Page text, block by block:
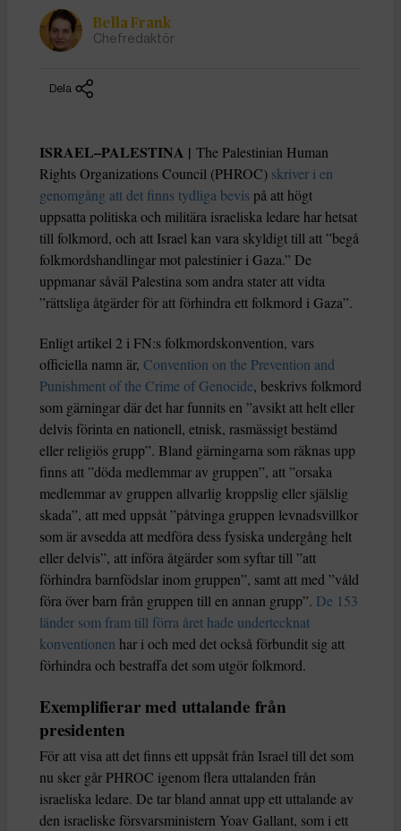
Bella Frank
Chefredaktör
Dela
ISRAEL–PALESTINA | The Palestinian Human
Rights Organizations Council (PHROC) skriver i en
genomgång att det finns tydliga bevispå att högt
uppsatta politiska och militära israeliska ledare har hetsat
till folkmord, och att Israel kan vara skyldigt till att ”begå
folkmordshandlingar mot palestinier i Gaza.” De
uppmanar såväl Palestina som andra stater att vidta
”rättsliga åtgärder för att förhindra ett folkmord i Gaza”.
Enligt artikel 2 i FN:s folkmordskonvention, vars
officiella namn är, Convention on the Prevention and
Punishment of the Crime of Genocide, beskrivs folkmord
som gärningar där det har funnits en ”avsikt att helt eller
delvis förinta en nationell, etnisk, rasmässigt bestämd
eller religiös grupp”. Bland gärningarna som räknas upp
finns att ”döda medlemmar av gruppen”, att ”orsaka
medlemmar av gruppen allvarlig kroppslig eller själslig
skada”, att med uppsåt ”påtvinga gruppen levnadsvillkor
som är avsedda att medföra dess fysiska undergång helt
eller delvis”, att införa åtgärder som syftar till ”att
förhindra barnfödslar inom gruppen”, samt att med ”våld
föra över barn från gruppen till en annan grupp”. De 153
länder som fram till förra året hade undertecknat
konventionen har i och med det också förbundit sig att
förhindra och bestraffa det som utgör folkmord.
Exemplifierar med uttalande från
presidenten
För att visa att det finns ett uppsåt från Israel till det som
nu sker går PHROC igenom flera uttalanden från
israeliska ledare. De tar bland annat upp ett uttalande av
den israeliske försvarsministern Yoav Gallant, som i ett